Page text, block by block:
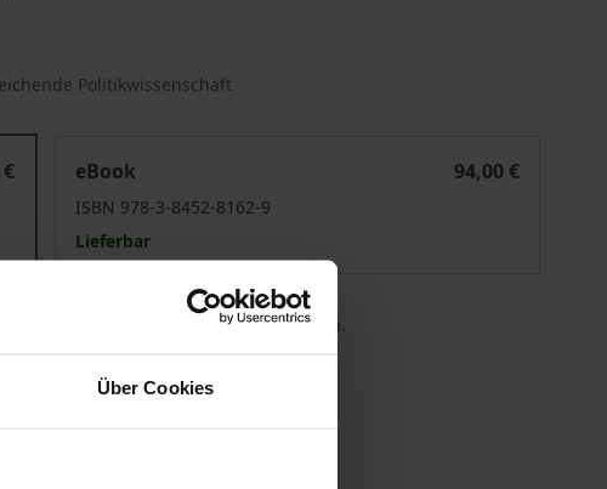
Über Cookies
Politikwissenschaft
eBook
94,00 €
ISBN 978-3-8452-8162-9
Lieferbar
kann die MwSt. an der Kasse variieren.